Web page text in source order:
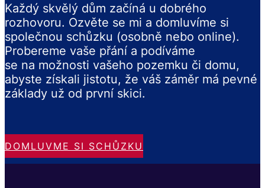
Každý skvělý dům začíná u dobrého
rozhovoru. Ozvěte se mi a domluvíme si
společnou schůzku (osobně nebo online).
Probereme vaše přání a podíváme
se na možnosti vašeho pozemku či domu,
abyste získali jistotu, že váš záměr má pevné
základy už od první skici.
DOMLUVME SI SCHŮZKU